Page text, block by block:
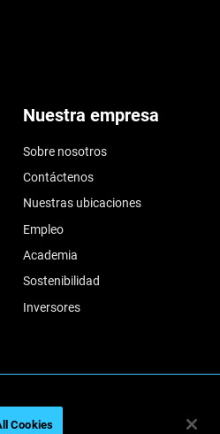
Nuestra empresa
Sobre nosotros
Contáctenos
Nuestras ubicaciones
Empleo
Academia
Sostenibilidad
Inversores
REACH compliance
Cookies